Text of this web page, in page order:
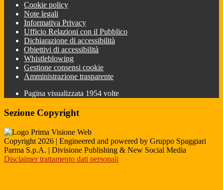
Cookie policy
Note legali
Informativa Privacy
Ufficio Relazioni con il Pubblico
Dichiarazione di accessibilità
Obiettivi di accessibilità
Whistleblowing
Gestione consensi cookie
Amministrazione trasparente
Pagina visualizzata 1954 volte
Sezione Copyright
Copyright 2026 | Engineered and powered by Gruppo Spaggiari
Parma S.p.A. | Divisione Publishing & New Social Media
Disclaimer trattamento dati personali